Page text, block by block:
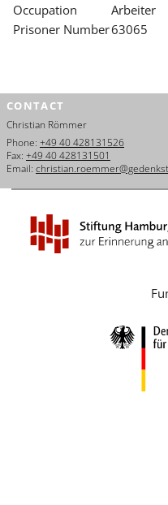
Leichte Sprache Back
Dansk
Español
Occupation
Arbeiter
Prisoner Number63065
CONTACT
Christian Römmer
Phone: +49 40 428131526
Fax: +49 40 428131501
Email: